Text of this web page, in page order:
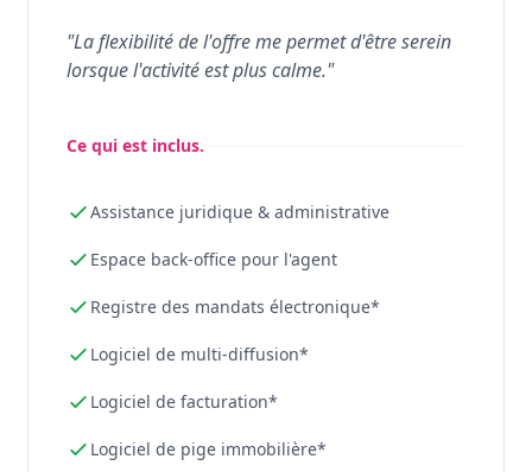
"La flexibilité de l'offre me permet d'être serein
lorsque l'activité est plus calme."
Ce qui est inclus.
Assistance juridique & administrative
Espace back-office pour l'agent
Registre des mandats électronique*
Logiciel de multi-diffusion*
Logiciel de facturation*
Logiciel de pige immobilière*